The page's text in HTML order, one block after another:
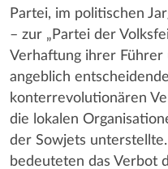
Partei, im politischen
– zur „Partei der
Verhaftung ihrer
angeblich
konterrevolutionären
die lokalen
der Sowjets
bedeuteten das Verbot